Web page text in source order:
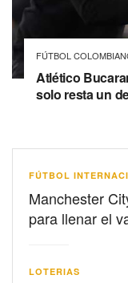
FÚTBOL
Atlético
solo resta un
FÚTBOL
Manchester
para llenar el
LOTERIAS